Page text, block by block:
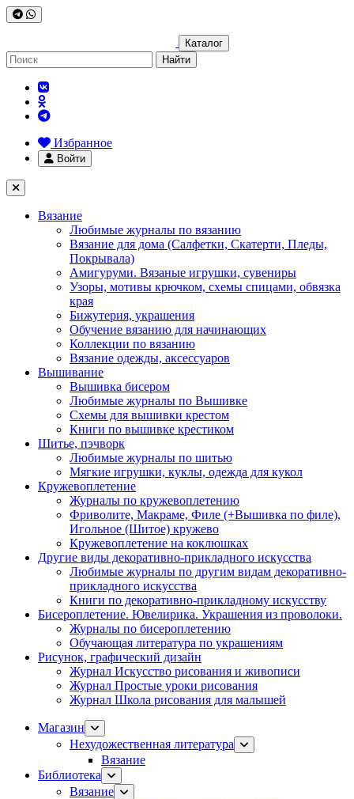
Каталог
Найти
Избранное
Войти
Вязание
Любимые журналы по вязанию
Вязание для дома (Салфетки, Скатерти, Пледы,
Покрывала)
Амигуруми. Вязаные игрушки, сувениры
Узоры, мотивы крючком, схемы спицами, обвязка
края
Бижутерия, украшения
Обучение вязанию для начинающих
Коллекции по вязанию
Вязание одежды, аксессуаров
Вышивание
Вышивка бисером
Любимые журналы по Вышивке
Схемы для вышивки крестом
Книги по вышивке крестиком
Шитье, пэчворк
Любимые журналы по шитью
Мягкие игрушки, куклы, одежда для кукол
Кружевоплетение
Журналы по кружевоплетению
Фриволите, Макраме, Филе (+Вышивка по филе),
Игольное (Шитое) кружево
Кружевоплетение на коклюшках
Другие виды декоративно-прикладного искусства
Любимые журналы по другим видам декоративно-
прикладного искусства
Книги по декоративно-прикладному искусству
Бисероплетение. Ювелирика. Украшения из проволоки.
Журналы по бисероплетению
Обучающая литература по украшениям
Рисунок, графический дизайн
Журнал Искусство рисования и живописи
Журнал Простые уроки рисования
Журнал Школа рисования для малышей
Магазин
Нехудожественная литература
Вязание
Библиотека
Вязание